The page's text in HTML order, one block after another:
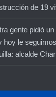
de 19
gente pidió
hoy le
alcalde Char